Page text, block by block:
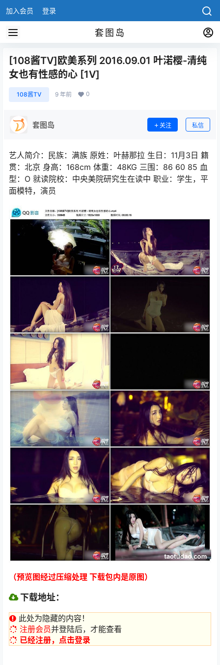
加入会员 登录
套图岛
[108酱TV]欧美系列 2016.09.01 叶渃樱-清纯
女也有性感的心 [1V]
108酱TV 9 年前 0
套图岛 关注 私信
艺人简介：民族：满族 原姓：叶赫那拉 生日：11月3日 籍
贯：北京 身高：168cm 体重：48KG 三围：86 60 85 血
型：O 就读院校：中央美院研究生在读中 职业：学生，平
面模特，演员
（预览图经过压缩处理 下载包内是原图）
下载地址：
此处为隐藏的内容！
注册会员并登陆后，才能查看
已经注册，点击登录